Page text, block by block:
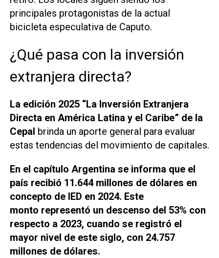
principales protagonistas de la actual
bicicleta especulativa de Caputo.
¿Qué pasa con la inversión
extranjera directa?
La edición 2025 “La Inversión Extranjera
Directa en América Latina y el Caribe” de la
Cepal brinda un aporte general para evaluar
estas tendencias del movimiento de capitales.
En el capítulo Argentina se informa que el
país recibió 11.644 millones de dólares en
concepto de IED en 2024. Este
monto representó un descenso del 53% con
respecto a 2023, cuando se registró el
mayor nivel de este siglo, con 24.757
millones de dólares.